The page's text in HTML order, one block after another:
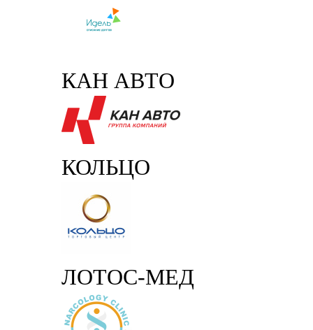
КАН АВТО
КОЛЬЦО
ЛОТОС-МЕД